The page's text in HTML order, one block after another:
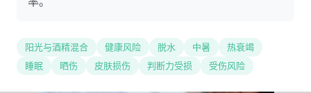
阳光与酒精混合 健康风险 脱水 中暑
热衰竭
睡眠
晒伤 皮肤损伤 判断力受损 受伤风险